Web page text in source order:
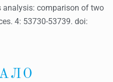
comparison of two
4: 53730-53739. doi: